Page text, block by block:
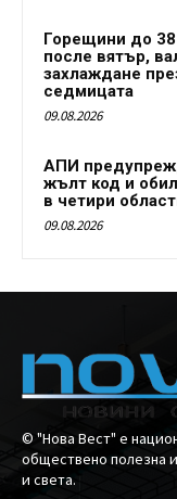
Горещини до
после вятър,
захлаждане
седмицата
09.08.2026
АПИ
жълт код и
в четири
09.08.2026
© "Нова Вест" е
обществено полезна
и света.